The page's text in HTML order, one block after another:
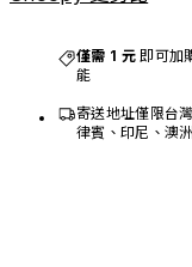
僅需 1 元 即可加
能
寄送地址僅限台
律賓、印尼、澳